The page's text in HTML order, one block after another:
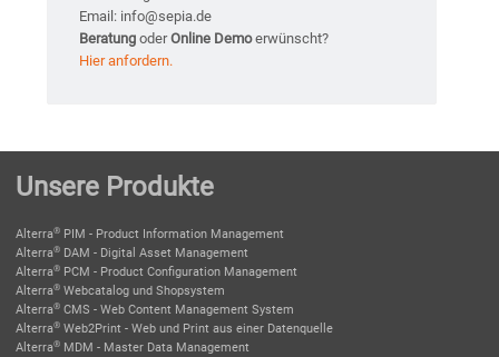
Email: info@sepia.de
Beratung oderOnline Demoerwünscht?
Hier anfordern.
Unsere Produkte
Alterra® PIM - Product Information Management
Alterra® DAM - Digital Asset Management
Alterra® PCM - Product Configuration Management
Alterra® Webcatalog und Shopsystem
Alterra® CMS - Web Content Management System
Alterra® Web2Print - Web und Print aus einer Datenquelle
Alterra® MDM - Master Data Management